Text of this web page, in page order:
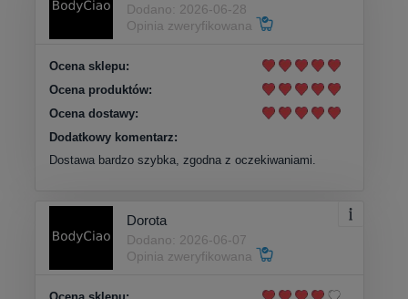
Dodano: 2026-06-28
Opinia zweryfikowana
Ocena sklepu:
Ocena produktów:
Ocena dostawy:
Dodatkowy komentarz:
Dostawa bardzo szybka, zgodna z oczekiwaniami.
Dorota
Dodano: 2026-06-07
Opinia zweryfikowana